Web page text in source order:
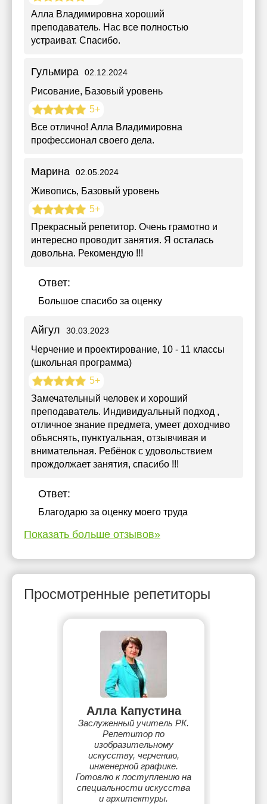
Алла Владимировна хороший
преподаватель. Нас все полностью
устраиват. Спасибо.
Гульмира 02.12.2024
Рисование, Базовый уровень
5+
Все отлично! Алла Владимировна
профессионал своего дела.
Марина 02.05.2024
Живопись, Базовый уровень
5+
Прекрасный репетитор. Очень грамотно и
интересно проводит занятия. Я осталась
довольна. Рекомендую !!!
Ответ:
Большое спасибо за оценку
Айгул 30.03.2023
Черчение и проектирование, 10 - 11 классы
(школьная программа)
5+
Замечательный человек и хороший
преподаватель. Индивидуальный подход ,
отличное знание предмета, умеет доходчиво
объяснять, пунктуальная, отзывчивая и
внимательная. Ребёнок с удовольствием
прождолжает занятия, спасибо !!!
Ответ:
Благодарю за оценку моего труда
Показать больше отзывов»
Просмотренные репетиторы
Алла Капустина
Заслуженный учитель РК.
Репетитор по
изобразительному
искусству, черчению,
инженерной графике.
Готовлю к поступлению на
специальности искусства
и архитектуры.